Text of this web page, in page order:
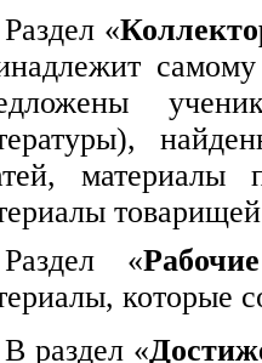
Раздел «
материалы
Раздел «
которые
В раздел «